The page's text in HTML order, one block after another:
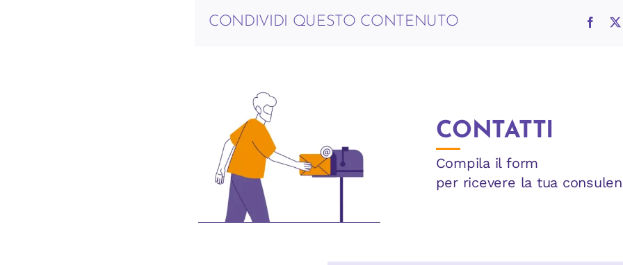
CONDIVIDI QUESTO CONTENUTO
CONTATTI
Compila il form
per ricevere la tua